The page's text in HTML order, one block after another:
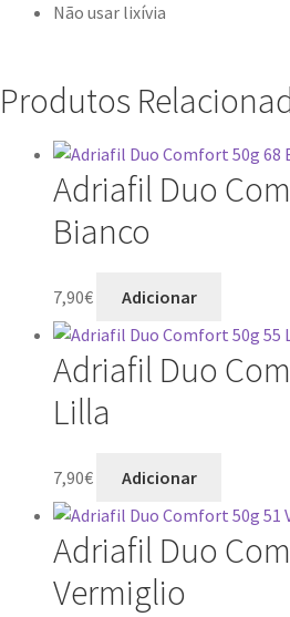
Não usar lixívia
Produtos
Adriafil Duo
Bianco
7,90€ Adicionar
Adriafil Duo
Lilla
7,90€ Adicionar
Adriafil Duo
Vermiglio